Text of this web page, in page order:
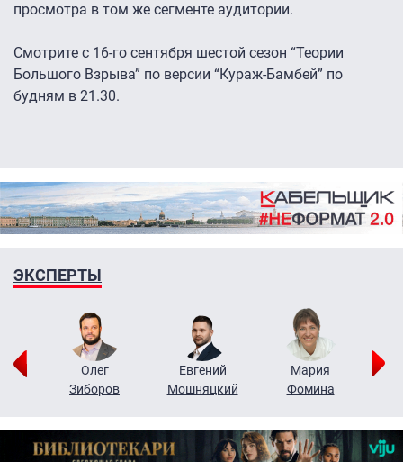
просмотра в том же сегменте аудитории.
Смотрите с 16-го сентября шестой сезон “Теории
Большого Взрыва” по версии “Кураж-Бамбей” по
будням в 21.30.
ЭКСПЕРТЫ
Олег
Зиборов
Евгений
Мошняцкий
Мария
Фомина